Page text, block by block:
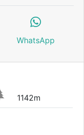
WhatsApp
1142m